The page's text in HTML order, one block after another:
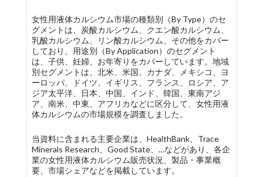
女性用液体カルシウム市場の種類別（By Type）のセ
グメントは、炭酸カルシウム、クエン酸カルシウム、
乳酸カルシウム、リン酸カルシウム、その他をカバー
しており、用途別（By Application）のセグメント
は、子供、妊婦、お年寄りをカバーしています。地域
別セグメントは、北米、米国、カナダ、メキシコ、ヨ
ーロッパ、ドイツ、イギリス、フランス、ロシア、ア
ジア太平洋、日本、中国、インド、韓国、東南アジ
ア、南米、中東、アフリカなどに区分して、女性用液
体カルシウムの市場規模を調査しました。
当資料に含まれる主要企業は、HealthBank、Trace
Minerals Research、Good State、…などがあり、各企
業の女性用液体カルシウム販売状況、製品・事業概
要、市場シェアなどを掲載しています。